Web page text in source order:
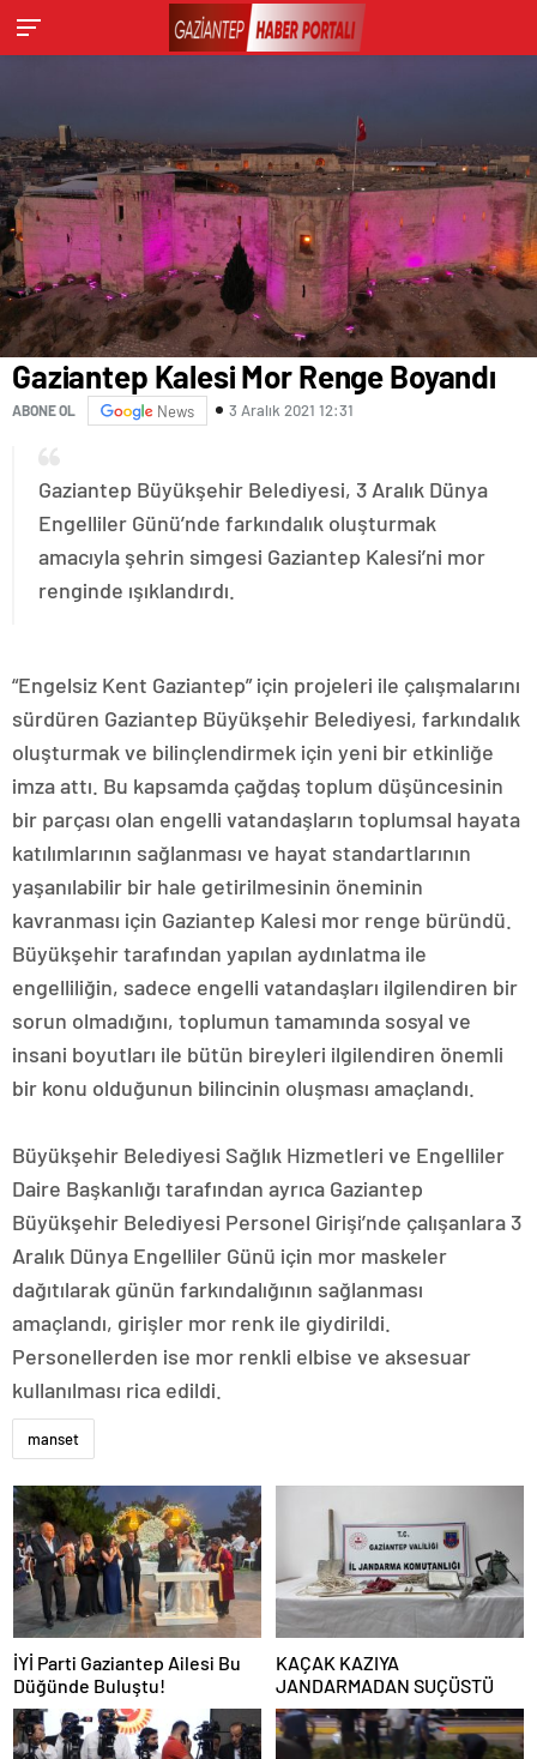
Gaziantep Kalesi Mor Renge Boyandı
ABONE OL News 3 Aralık 2021 12:31
Gaziantep Büyükşehir Belediyesi, 3 Aralık Dünya
Engelliler Günü’nde farkındalık oluşturmak
amacıyla şehrin simgesi Gaziantep Kalesi’ni mor
renginde ışıklandırdı.
“Engelsiz Kent Gaziantep” için projeleri ile çalışmalarını
sürdüren Gaziantep Büyükşehir Belediyesi, farkındalık
oluşturmak ve bilinçlendirmek için yeni bir etkinliğe
imza attı. Bu kapsamda çağdaş toplum düşüncesinin
bir parçası olan engelli vatandaşların toplumsal hayata
katılımlarının sağlanması ve hayat standartlarının
yaşanılabilir bir hale getirilmesinin öneminin
kavranması için Gaziantep Kalesi mor renge büründü.
Büyükşehir tarafından yapılan aydınlatma ile
engelliliğin, sadece engelli vatandaşları ilgilendiren bir
sorun olmadığını, toplumun tamamında sosyal ve
insani boyutları ile bütün bireyleri ilgilendiren önemli
bir konu olduğunun bilincinin oluşması amaçlandı.
Büyükşehir Belediyesi Sağlık Hizmetleri ve Engelliler
Daire Başkanlığı tarafından ayrıca Gaziantep
Büyükşehir Belediyesi Personel Girişi’nde çalışanlara 3
Aralık Dünya Engelliler Günü için mor maskeler
dağıtılarak günün farkındalığının sağlanması
amaçlandı, girişler mor renk ile giydirildi.
Personellerden ise mor renkli elbise ve aksesuar
kullanılması rica edildi.
manset
İYİ Parti Gaziantep Ailesi Bu
Düğünde Buluştu!
KAÇAK KAZIYA
JANDARMADAN SUÇÜSTÜ